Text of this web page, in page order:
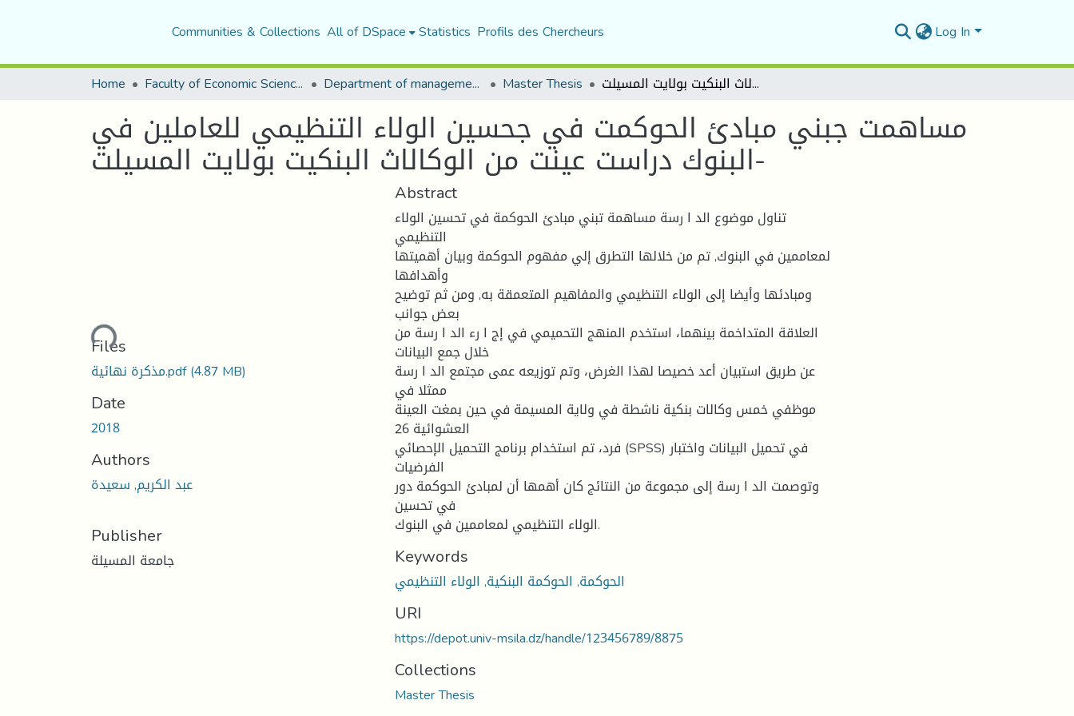
Communities & Collections All of DSpace Statistics Profils des Chercheurs Log In
Home Faculty of Economic Sciences, Commerce and Management Sciences Department of management sciences Master Thesis مساهمت جبني مبادئ الحوكمت في جحسين الولاء التنظيمي للعاملين في البنوك دراست عينت من الوكالاث البنكيت بولايت المسيلت-
مساهمت جبني مبادئ الحوكمت في جحسين الولاء التنظيمي للعاملين في
البنوك دراست عينت من الوكالاث البنكيت بولايت المسيلت-
Loading...
Files
مذكرة نهائية.pdf(4.87 MB)
Date
2018
Authors
عبد الكريم, سعيدة
Publisher
جامعة المسيلة
Abstract
تناول موضوع الد ا رسة مساهمة تبني مبادئ الحوكمة في تحسين الولاء
التنظيمي
لمعاممين في البنوك, تم من خلالها التطرق إلي مفهوم الحوكمة وبيان أهميتها
وأهدافها
ومبادئها وأيضا إلى الولاء التنظيمي والمفاهيم المتعمقة به, ومن ثم توضيح
بعض جوانب
العلاقة المتداخمة بينهما، استخدم المنهج التحميمي في إج ا رء الد ا رسة من
خلال جمع البيانات
عن طريق استبيان أعد خصيصا لهذا الغرض، وتم توزيعه عمى مجتمع الد ا رسة
ممثلا في
موظفي خمس وكالات بنكية ناشطة في ولاية المسيمة في حين بمغت العينة
العشوائية 26
فرد، تم استخدام برنامج التحميل الإحصائي (SPSS) في تحميل البيانات واختبار
الفرضيات
وتوصمت الد ا رسة إلى مجموعة من النتائج كان أهمها أن لمبادئ الحوكمة دور
في تحسين
الولاء التنظيمي لمعاممين في البنوك.
Keywords
الحوكمة, الحوكمة البنكية, الولاء التنظيمي
URI
https://depot.univ-msila.dz/handle/123456789/8875
Collections
Master Thesis